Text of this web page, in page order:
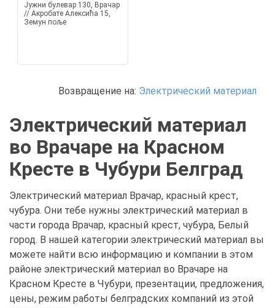
Јужни булевар 130, Врачар
// Акробате Алексића 15,
Земун поље
Возвращение на: Электрический материал
Электрический материал
во Врачаре на Красном
Кресте в Чубури Белград
Электрический материал Врачар, красный крест,
чубура. Они тебе нужны электрический материал в
части города Врачар, красный крест, чубура, Белый
город. В нашей категории электрический материал вы
можете найти всю информацию и компании в этом
районе электрический материал во Врачаре на
Красном Кресте в Чубури, презентации, предложения,
цены, режим работы белградских компаний из этой